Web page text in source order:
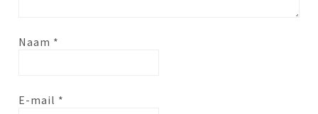
Naam *
E-mail *